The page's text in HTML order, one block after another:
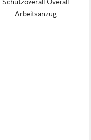
Schutzoverall Overall
Arbeitsanzug